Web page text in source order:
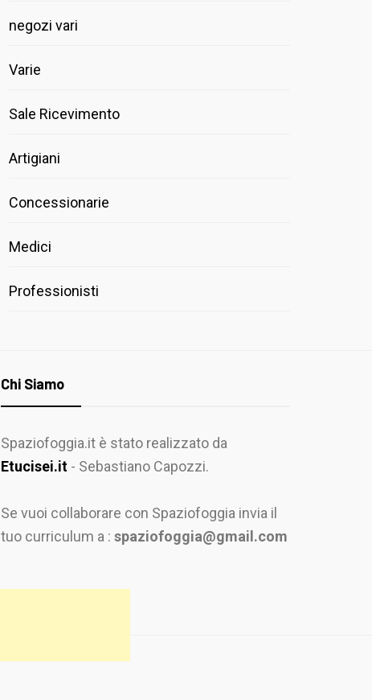
negozi vari
Varie
Sale Ricevimento
Artigiani
Concessionarie
Medici
Professionisti
Chi Siamo
Spaziofoggia.it è stato realizzato da
Etucisei.it - Sebastiano Capozzi.
Se vuoi collaborare con Spaziofoggia invia il
tuo curriculum a : spaziofoggia@gmail.com